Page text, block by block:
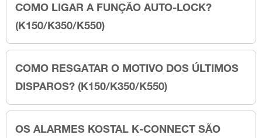
COMO LIGAR A FUNÇÃO AUTO-LOCK?
(K150/K350/K550)
COMO RESGATAR O MOTIVO DOS ÚLTIMOS
DISPAROS? (K150/K350/K550)
OS ALARMES KOSTAL K-CONNECT SÃO